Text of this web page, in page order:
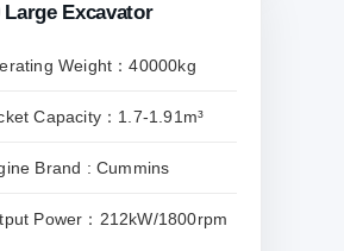
Large Excavator
Weight：40000kg
Capacity：1.7-1.91m³
Brand : Cummins
Power：212kW/1800rpm